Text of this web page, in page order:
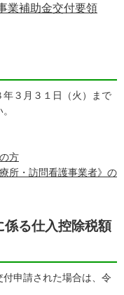
業補助金交付要領
３月３１日（火）まで
方
所・訪問看護事業者》の
係る仕入控除税額
申請された場合は、令